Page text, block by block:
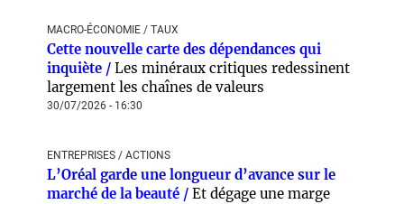
MACRO-ÉCONOMIE / TAUX
Cette nouvelle carte des dépendances qui
inquiète / Les minéraux critiques redessinent
largement les chaînes de valeurs
30/07/2026 - 16:30
ENTREPRISES / ACTIONS
L’Oréal garde une longueur d’avance sur le
marché de la beauté / Et dégage une marge